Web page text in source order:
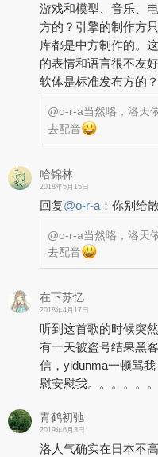
游戏和模型、音乐、
方的？引擎的制作方
库都是中方制作的。
的表情和语言很不友
软体是标准发布方的
@o-r-a当然咯，洛天
去配音
哈锦林
2018年5月15日
回复@o-r-a ： 你别给
@o-r-a当然咯，洛天
去配音
在下苏忆
2018年4月17日
听到这首歌的时候突
有一天被盗号结果黑
信，yidunma一顿骂
慰安慰我。。。。。
青鹤初驰
2019年6月3日
洛人气确实在日本不